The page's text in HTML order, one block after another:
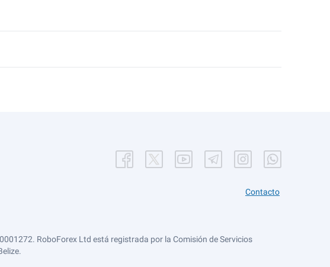
Contacto
RoboForex Ltd está registrada por la Comisión de Servicios